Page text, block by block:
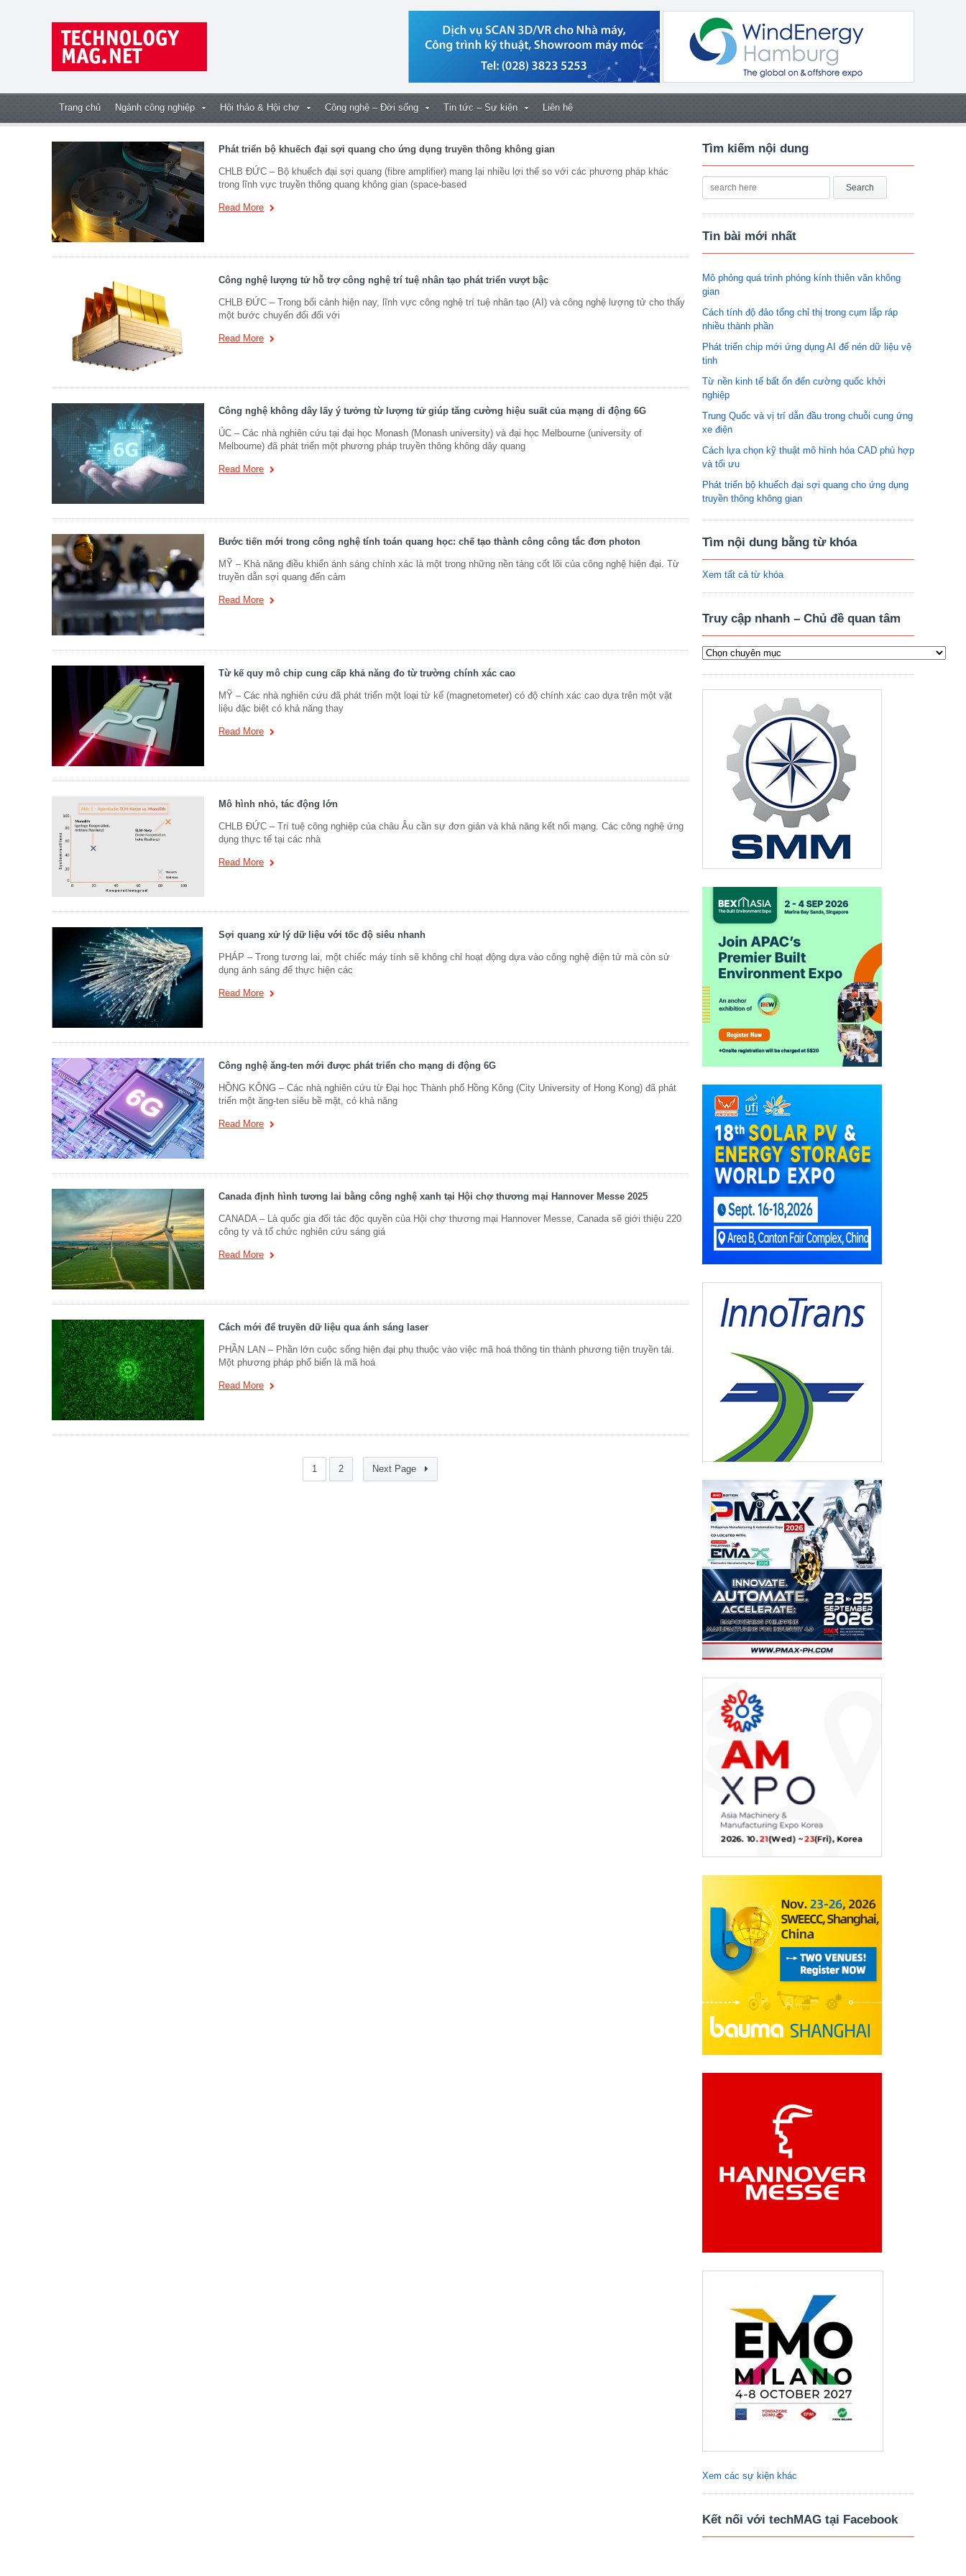
Trang chủ Ngành công nghiệp Hội thảo & Hội chợ Công nghệ – Đời sống Tin tức – Sự kiện Liên hệ
Phát triển bộ khuếch đại sợi quang cho ứng dụng truyền thông không gian
CHLB ĐỨC – Bộ khuếch đại sợi quang (fibre amplifier) mang lại nhiều lợi thế so với các phương pháp khác
trong lĩnh vực truyền thông quang không gian (space-based
Read More
Công nghệ lượng tử hỗ trợ công nghệ trí tuệ nhân tạo phát triển vượt bậc
CHLB ĐỨC – Trong bối cảnh hiện nay, lĩnh vực công nghệ trí tuệ nhân tạo (AI) và công nghệ lượng tử cho thấy
một bước chuyển đổi đối với
Read More
Công nghệ không dây lấy ý tưởng từ lượng tử giúp tăng cường hiệu suất của mạng di động 6G
ÚC – Các nhà nghiên cứu tại đại học Monash (Monash university) và đại học Melbourne (university of
Melbourne) đã phát triển một phương pháp truyền thông không dây quang
Read More
Bước tiến mới trong công nghệ tính toán quang học: chế tạo thành công công tắc đơn photon
MỸ – Khả năng điều khiển ánh sáng chính xác là một trong những nền tảng cốt lõi của công nghệ hiện đại. Từ
truyền dẫn sợi quang đến cảm
Read More
Từ kế quy mô chip cung cấp khả năng đo từ trường chính xác cao
MỸ – Các nhà nghiên cứu đã phát triển một loại từ kế (magnetometer) có độ chính xác cao dựa trên một vật
liệu đặc biệt có khả năng thay
Read More
Mô hình nhỏ, tác động lớn
CHLB ĐỨC – Trí tuệ công nghiệp của châu Âu cần sự đơn giản và khả năng kết nối mạng. Các công nghệ ứng
dụng thực tế tại các nhà
Read More
Sợi quang xử lý dữ liệu với tốc độ siêu nhanh
PHÁP – Trong tương lai, một chiếc máy tính sẽ không chỉ hoạt động dựa vào công nghệ điện tử mà còn sử
dụng ánh sáng để thực hiện các
Read More
Công nghệ ăng-ten mới được phát triển cho mạng di động 6G
HỒNG KÔNG – Các nhà nghiên cứu từ Đại học Thành phố Hồng Kông (City University of Hong Kong) đã phát
triển một ăng-ten siêu bề mặt, có khả năng
Read More
Canada định hình tương lai bằng công nghệ xanh tại Hội chợ thương mại Hannover Messe 2025
CANADA – Là quốc gia đối tác độc quyền của Hội chợ thương mại Hannover Messe, Canada sẽ giới thiệu 220
công ty và tổ chức nghiên cứu sáng giá
Read More
Cách mới để truyền dữ liệu qua ánh sáng laser
PHẦN LAN – Phần lớn cuộc sống hiện đại phụ thuộc vào việc mã hoá thông tin thành phương tiện truyền tải.
Một phương pháp phổ biến là mã hoá
Read More
1 2 Next Page
Tìm kiếm nội dung
Tin bài mới nhất
Mô phỏng quá trình phóng kính thiên văn không
gian
Cách tính độ đảo tổng chỉ thị trong cụm lắp ráp
nhiều thành phần
Phát triển chip mới ứng dụng AI để nén dữ liệu vệ
tinh
Từ nền kinh tế bất ổn đến cường quốc khởi
nghiệp
Trung Quốc và vị trí dẫn đầu trong chuỗi cung ứng
xe điện
Cách lựa chọn kỹ thuật mô hình hóa CAD phù hợp
và tối ưu
Phát triển bộ khuếch đại sợi quang cho ứng dụng
truyền thông không gian
Tìm nội dung bằng từ khóa
Xem tất cả từ khóa
Truy cập nhanh – Chủ đề quan tâm
Xem các sự kiện khác
Kết nối với techMAG tại Facebook